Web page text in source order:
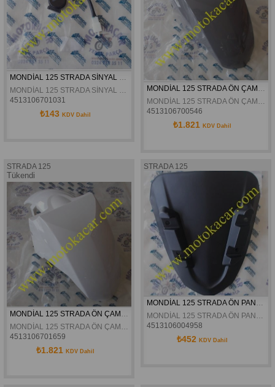
MONDİAL 125 STRADA SİNYAL FLAŞÖRÜ ORJİNAL
MONDİAL 125 STRADA SİNYAL FLAŞÖRÜ ORJİNAL
4513106701031
₺143 KDV Dahil
MONDİAL 125 STRADA ÖN ÇAMURLUK GRİ ORJİNAL
MONDİAL 125 STRADA ÖN ÇAMURLUK GRİ ORJİNAL
4513106700546
₺1.821 KDV Dahil
STRADA 125
Tükendi
MONDİAL 125 STRADA ÖN ÇAMURLUK BEYAZ ORJİNAL
MONDİAL 125 STRADA ÖN ÇAMURLUK BEYAZ ORJİNAL
4513106701659
₺1.821 KDV Dahil
STRADA 125
MONDİAL 125 STRADA ÖN PANEL ÜST ORJİNAL
MONDİAL 125 STRADA ÖN PANEL ÜST ORJİNAL
4513106004958
₺452 KDV Dahil